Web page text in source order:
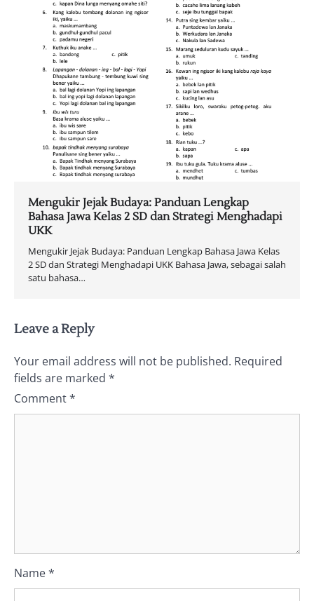
Mengukir Jejak Budaya: Panduan Lengkap
Bahasa Jawa Kelas 2 SD dan Strategi Menghadapi
UKK
Mengukir Jejak Budaya: Panduan Lengkap Bahasa Jawa Kelas
2 SD dan Strategi Menghadapi UKK Bahasa Jawa, sebagai salah
satu bahasa…
Leave a Reply
Your email address will not be published. Required
fields are marked *
Comment*
Name*